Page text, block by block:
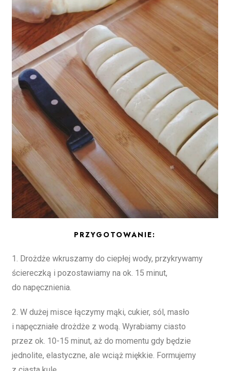
PRZYGOTOWANIE:
1. Drożdże wkruszamy do ciepłej wody, przykrywamy
ściereczką i pozostawiamy na ok. 15 minut,
do napęcznienia.
2. W dużej misce łączymy mąki, cukier, sól, masło
i napęczniałe drożdże z wodą. Wyrabiamy ciasto
przez ok. 10-15 minut, aż do momentu gdy będzie
jednolite, elastyczne, ale wciąż miękkie. Formujemy